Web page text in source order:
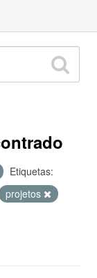
Etiquetas:
projetos